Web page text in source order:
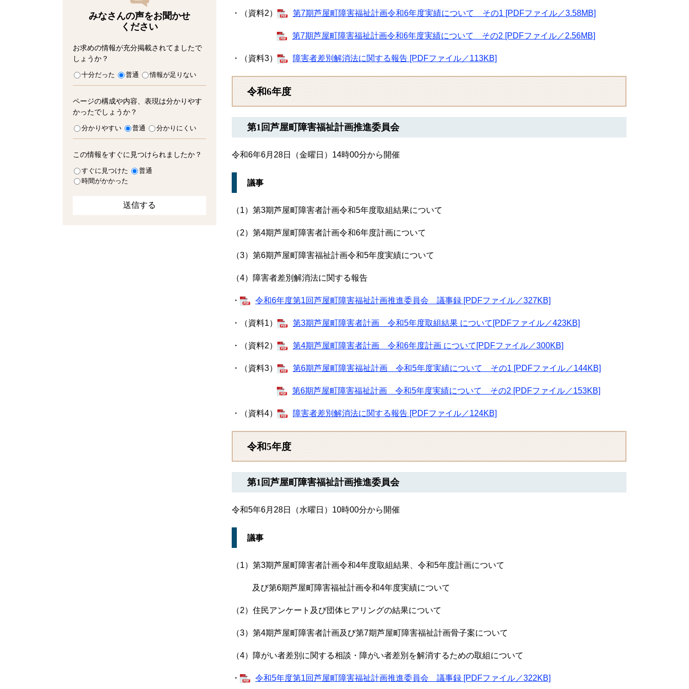
・（資料2） 第7期芦屋町障害福祉計画令和6年度実績について その1 [PDFファイル／3.58MB]
第7期芦屋町障害福祉計画令和6年度実績について その2 [PDFファイル／2.56MB]
・（資料3） 障害者差別解消法に関する報告 [PDFファイル／113KB]
令和6年度
第1回芦屋町障害福祉計画推進委員会
令和6年6月28日（金曜日）14時00分から開催
議事
（1）第3期芦屋町障害者計画令和5年度取組結果について
（2）第4期芦屋町障害者計画令和6年度計画について
（3）第6期芦屋町障害福祉計画令和5年度実績について
（4）障害者差別解消法に関する報告
・ 令和6年度第1回芦屋町障害福祉計画推進委員会 議事録 [PDFファイル／327KB]
・（資料1） 第3期芦屋町障害者計画 令和5年度取組結果 について[PDFファイル／423KB]
・（資料2） 第4期芦屋町障害者計画 令和6年度計画 について[PDFファイル／300KB]
・（資料3） 第6期芦屋町障害福祉計画 令和5年度実績について その1 [PDFファイル／144KB]
第6期芦屋町障害福祉計画 令和5年度実績について その2 [PDFファイル／153KB]
・（資料4） 障害者差別解消法に関する報告 [PDFファイル／124KB]
令和5年度
第1回芦屋町障害福祉計画推進委員会
令和5年6月28日（水曜日）10時00分から開催
議事
（1）第3期芦屋町障害者計画令和4年度取組結果、令和5年度計画について
及び第6期芦屋町障害福祉計画令和4年度実績について
（2）住民アンケート及び団体ヒアリングの結果について
（3）第4期芦屋町障害者計画及び第7期芦屋町障害福祉計画骨子案について
（4）障がい者差別に関する相談・障がい者差別を解消するための取組について
・ 令和5年度第1回芦屋町障害福祉計画推進委員会 議事録 [PDFファイル／322KB]
みなさんの声をお聞かせ
ください
お求めの情報が充分掲載されてましたで
しょうか？
十分だった 普通 情報が足りない
ページの構成や内容、表現は分かりやす
かったでしょうか？
分かりやすい 普通 分かりにくい
この情報をすぐに見つけられましたか？
すぐに見つけた
普通
時間がかかった